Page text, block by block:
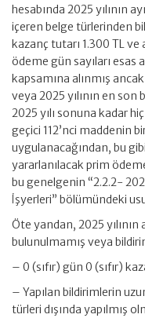
hesabında 2025 yılının
içeren belge türlerinden
kazanç tutarı 1.300 TL
ödeme gün sayıları esas
kapsamına alınmış
veya 2025 yılının en son
2025 yılı sonuna kadar
geçici 112’nci maddenin
uygulanacağından, bu
yararlanılacak prim
bu genelgenin “2.2.2-
İşyerleri” bölümündeki
Öte yandan, 2025
bulunulmamış veya
– 0 (sıfır) gün 0 (sıfır)
– Yapılan bildirimlerin
türleri dışında yapılmış